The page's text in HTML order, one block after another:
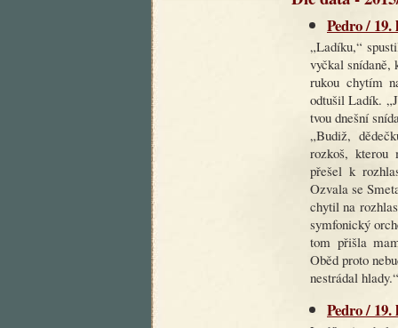
Pedro / 19.
„Ladíku,“
vyčkal snídaně,
rukou chytím
odtušil Ladík.
tvou dnešní
„Budiž,
rozkoš, kterou
přešel k
Ozvala se
chytil na
symfonický
tom přišla
Oběd proto
nestrádal hlady.“
Pedro / 19.